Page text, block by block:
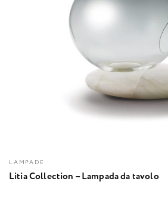
LAMPADE
Litia Collection – Lampada da tavolo